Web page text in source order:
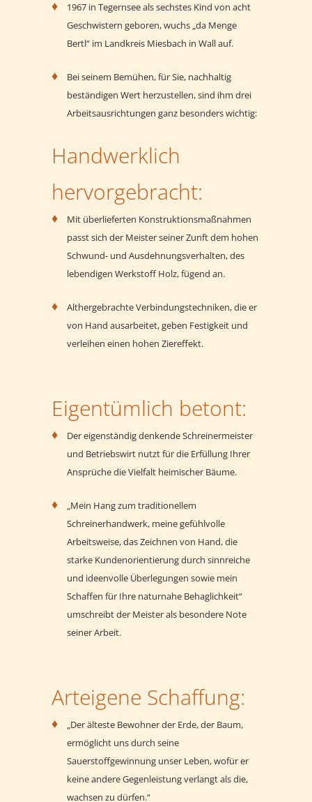
1967 in Tegernsee als sechstes Kind von acht
Geschwistern geboren, wuchs „da Menge
Bertl“ im Landkreis Miesbach in Wall auf.
Bei seinem Bemühen, für Sie, nachhaltig
beständigen Wert herzustellen, sind ihm drei
Arbeitsausrichtungen ganz besonders wichtig:
Handwerklich
hervorgebracht:
Mit überlieferten Konstruktionsmaßnahmen
passt sich der Meister seiner Zunft dem hohen
Schwund- und Ausdehnungsverhalten, des
lebendigen Werkstoff Holz, fügend an.
Althergebrachte Verbindungstechniken, die er
von Hand ausarbeitet, geben Festigkeit und
verleihen einen hohen Ziereffekt.
Eigentümlich betont:
Der eigenständig denkende Schreinermeister
und Betriebswirt nutzt für die Erfüllung Ihrer
Ansprüche die Vielfalt heimischer Bäume.
„Mein Hang zum traditionellem
Schreinerhandwerk, meine gefühlvolle
Arbeitsweise, das Zeichnen von Hand, die
starke Kundenorientierung durch sinnreiche
und ideenvolle Überlegungen sowie mein
Schaffen für Ihre naturnahe Behaglichkeit“
umschreibt der Meister als besondere Note
seiner Arbeit.
Arteigene Schaffung:
„Der älteste Bewohner der Erde, der Baum,
ermöglicht uns durch seine
Sauerstoffgewinnung unser Leben, wofür er
keine andere Gegenleistung verlangt als die,
wachsen zu dürfen.“